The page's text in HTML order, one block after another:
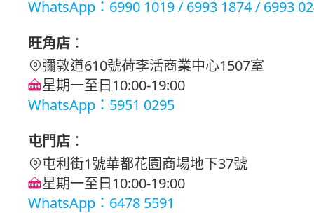
WhatsApp：6990 1019 / 6993 1874 / 6993
旺角店 ：
彌敦道610號荷李活商業中心1507室
星期一至日10:00-19:00
WhatsApp：5951 0295
屯門店 ：
屯利街1號華都花園商場地下37號
星期一至日10:00-19:00
WhatsApp：6478 5591